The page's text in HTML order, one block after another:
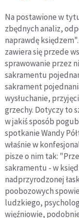
Na postawione w
zbędnych analiz,
naprawdę
zawiera się przede
sprawowanie przez
sakramentu
sakrament
wysłuchanie,
grzechy. Dotyczy to
w jakiś sposób
spotkanie Wandy
właśnie w
pisze o nim tak:
sakramentu - w
nadprzyrodzonej
poobozowych
ludzkiego,
więźniowie,